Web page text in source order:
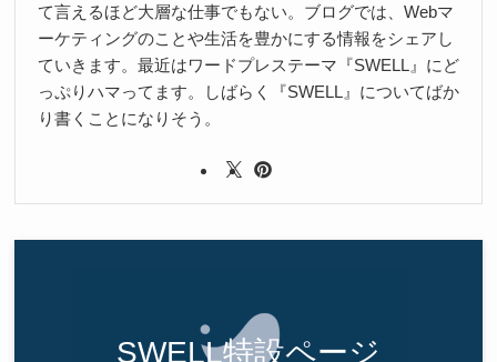
て言えるほど大層な仕事でもない。ブログでは、Webマ
ーケティングのことや生活を豊かにする情報をシェアし
ていきます。最近はワードプレステーマ『SWELL』にど
っぷりハマってます。しばらく『SWELL』についてばか
り書くことになりそう。
SWELL特設ページ